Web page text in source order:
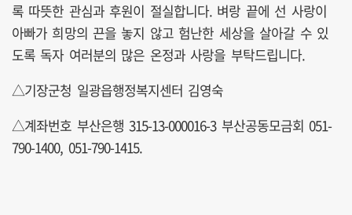
록 따뜻한 관심과 후원이 절실합니다. 벼랑 끝에 선 사랑이
아빠가 희망의 끈을 놓지 않고 험난한 세상을 살아갈 수 있
도록 독자 여러분의 많은 온정과 사랑을 부탁드립니다.
△기장군청 일광읍행정복지센터 김영숙
△계좌번호 부산은행 315-13-000016-3 부산공동모금회 051-
790-1400, 051-790-1415.